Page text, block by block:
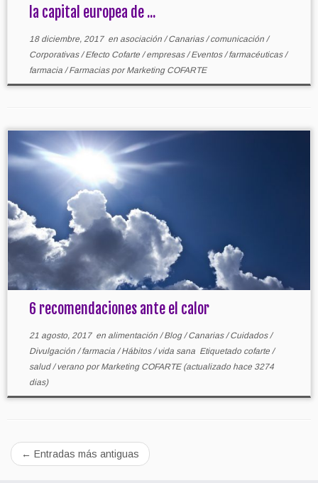
la capital europea de ...
18 diciembre, 2017en asociación /Canarias/comunicación /
Corporativas/Efecto Cofarte /empresas/Eventos/farmacéuticas/
farmacia /Farmacias porMarketing COFARTE
6 recomendaciones ante el calor
21 agosto, 2017en alimentación /Blog/Canarias/Cuidados/
Divulgación /farmacia /Hábitos/vida sana Etiquetado cofarte /
salud/verano porMarketing COFARTE(actualizado hace 3274
dias)
← Entradas más antiguas